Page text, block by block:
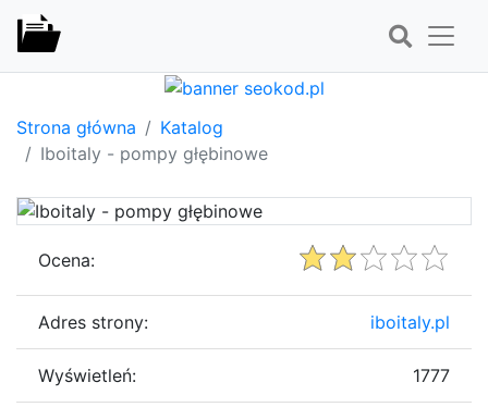
Strona główna
Katalog
Iboitaly - pompy głębinowe
Ocena:
Adres strony: iboitaly.pl
Wyświetleń: 1777